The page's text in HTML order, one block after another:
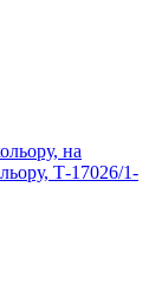
на
Т-17026/1-